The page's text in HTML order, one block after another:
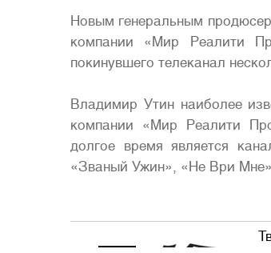
Новым генеральным
компании «Мир Реалити
покинувшего телеканал
Владимир Утин наиболее
компании «Мир Реалити
долгое время является
«Званый Ужин», «Не Ври